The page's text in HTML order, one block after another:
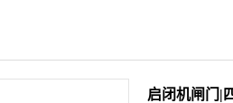
启闭机闸门|